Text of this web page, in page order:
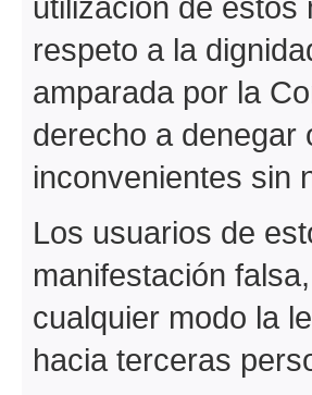
respeto a la
amparada por la
derecho a denegar
inconvenientes sin
Los usuarios de
manifestación
cualquier modo la
hacia terceras